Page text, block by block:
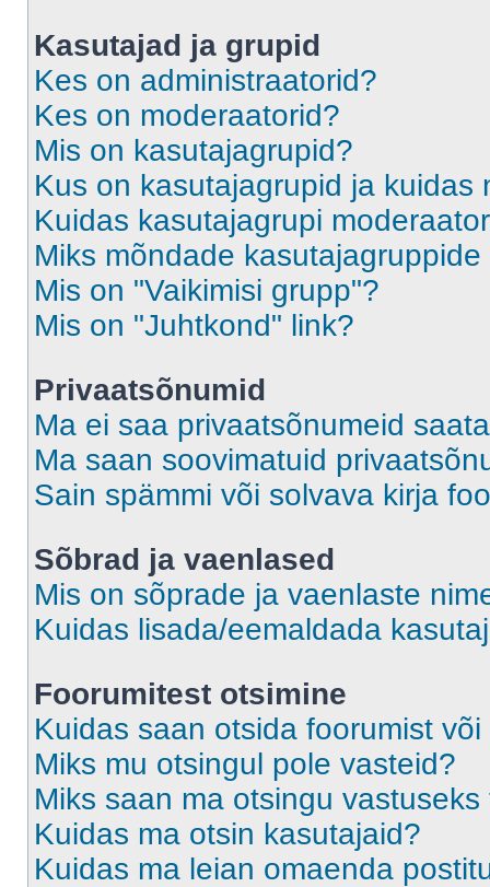
Kasutajad ja grupid
Kes on administraatorid?
Kes on moderaatorid?
Mis on kasutajagrupid?
Kus on kasutajagrupid ja kuidas
Kuidas kasutajagrupi
Miks mõndade
Mis on "Vaikimisi grupp"?
Mis on "Juhtkond" link?
Privaatsõnumid
Ma ei saa privaatsõnumeid
Ma saan soovimatuid
Sain spämmi või solvava kirja
Sõbrad ja vaenlased
Mis on sõprade ja vaenlaste
Kuidas lisada/eemaldada
Foorumitest otsimine
Kuidas saan otsida foorumist
Miks mu otsingul pole vasteid?
Miks saan ma otsingu
Kuidas ma otsin kasutajaid?
Kuidas ma leian omaenda